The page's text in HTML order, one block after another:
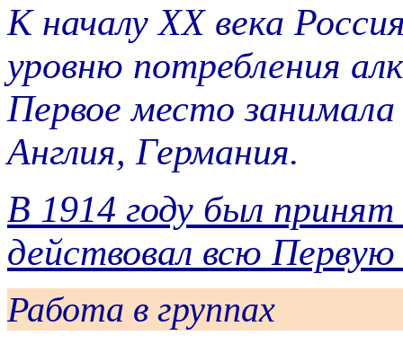
К началу XX века
уровню потребления
Первое место
Англия, Германия.
В 1914 году был
действовал всю
Работа в группах